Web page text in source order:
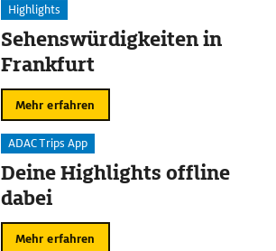
Highlights
Sehenswürdigkeiten in
Frankfurt
Mehr erfahren
ADAC Trips App
Deine Highlights offline
dabei
Mehr erfahren